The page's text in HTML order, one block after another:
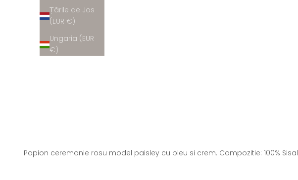
Țările de Jos
(EUR €)
Ungaria (EUR
€)
Papion ceremonie rosu model paisley cu bleu si crem. Compozitie: 100% Sisal